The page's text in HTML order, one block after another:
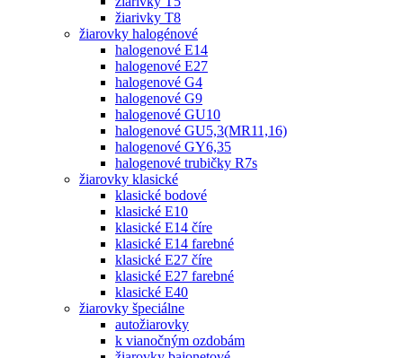
žiarivky T8
žiarovky halogénové
halogenové E14
halogenové E27
halogenové G4
halogenové G9
halogenové GU10
halogenové GU5,3(MR11,16)
halogenové GY6,35
halogenové trubičky R7s
žiarovky klasické
klasické bodové
klasické E10
klasické E14 číre
klasické E14 farebné
klasické E27 číre
klasické E27 farebné
klasické E40
žiarovky špeciálne
autožiarovky
k vianočným ozdobám